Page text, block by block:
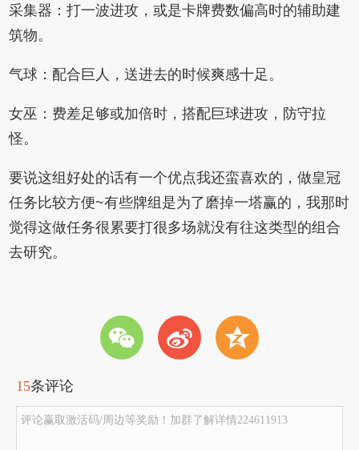
采集器：打一波进攻，或是卡牌费数偏高时的辅助建
筑物。
气球：配合巨人，送进去的时候爽感十足。
女巫：费差足够或加倍时，搭配巨球进攻，防守拉
怪。
要说这组好处的话有一个优点我还蛮喜欢的，做皇冠
任务比较方便~有些牌组是为了磨掉一塔赢的，我那时
觉得这做任务很累要打很多场就没有往这类型的组合
去研究。
w t z
15条评论
评论赢取激活码/周边等奖励！加群了解详情224611913